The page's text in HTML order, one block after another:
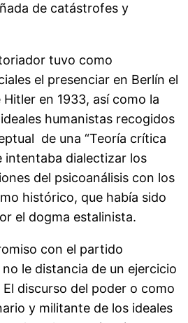
de catástrofes y
tuvo como
el presenciar en Berlín el
en 1933, así como la
humanistas recogidos
de una “Teoría crítica
intentaba dialectizar los
del psicoanálisis con los
histórico, que había sido
el dogma estalinista.
con el partido
le distancia de un ejercicio
discurso del poder o como
y militante de los ideales